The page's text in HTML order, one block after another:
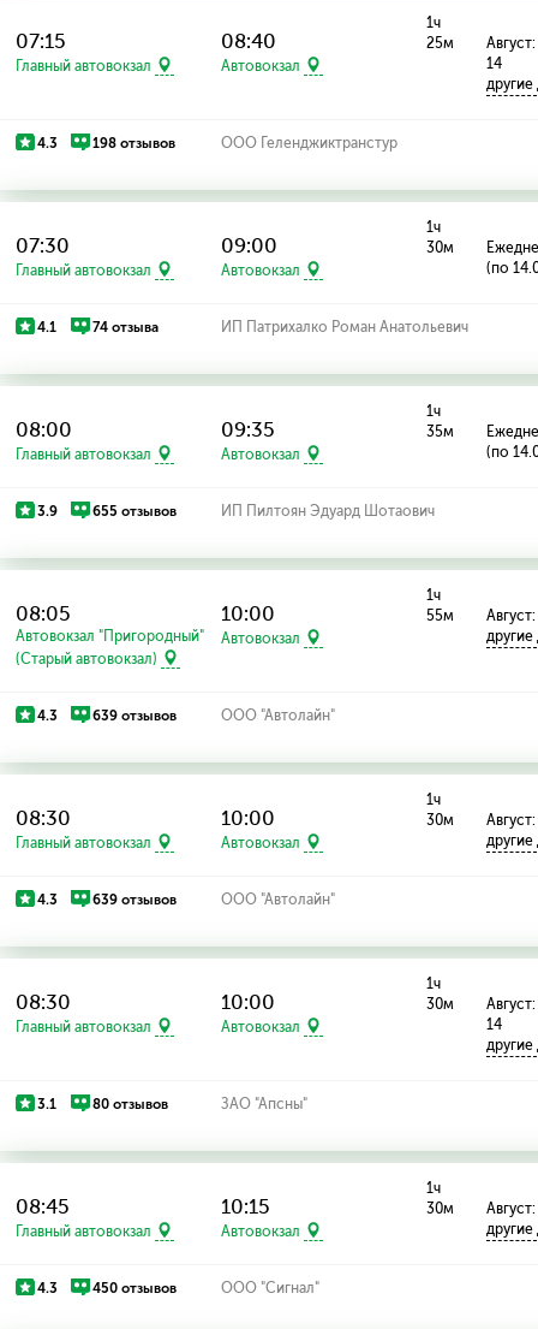
07:15
Главный автовокзал
08:40
Автовокзал
1ч
25м
14
4.3 198 отзывов ООО Геленджиктранстур
07:30
Главный автовокзал
09:00
Автовокзал
1ч
30м
(по
4.1 74 отзыва ИП Патрихалко Роман Анатольевич
08:00
Главный автовокзал
09:35
Автовокзал
1ч
35м
(по
3.9 655 отзывов ИП Пилтоян Эдуард Шотаович
08:05
Автовокзал "Пригородный"
(Старый автовокзал)
10:00
Автовокзал
1ч
55м
4.3 639 отзывов ООО "Автолайн"
08:30
Главный автовокзал
10:00
Автовокзал
1ч
30м
4.3 639 отзывов ООО "Автолайн"
08:30
Главный автовокзал
10:00
Автовокзал
1ч
30м
14
3.1 80 отзывов ЗАО "Апсны"
08:45
Главный автовокзал
10:15
Автовокзал
1ч
30м
4.3 450 отзывов ООО "Сигнал"